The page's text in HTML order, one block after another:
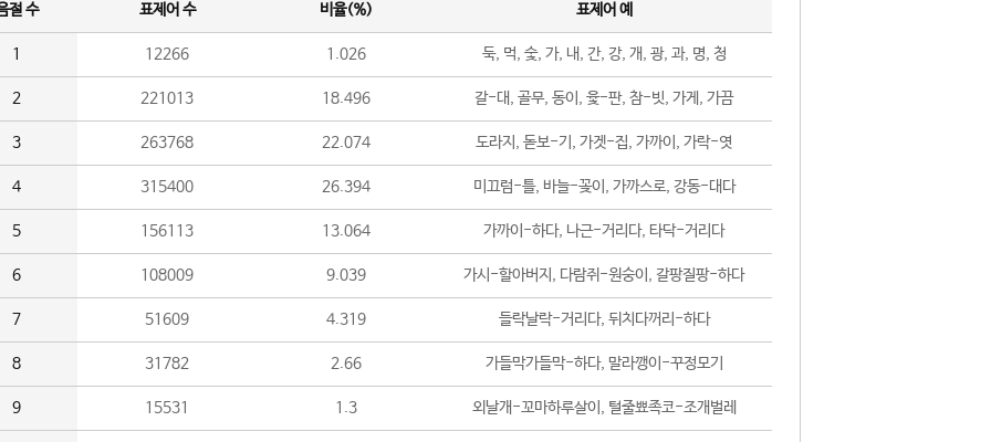
절 수 표제어 수 비율(%) 표제어 예
1 12266 1.026 둑, 먹, 숯, 가, 내, 간, 강, 개, 광, 과, 명, 청
2 221013 18.496 갈-대, 골무, 동이, 윷-판, 참-빗, 가게, 가끔
3 263768 22.074 도라지, 돋보-기, 가겟-집, 가까이, 가락-엿
4 315400 26.394 미끄럼-틀, 바늘-꽂이, 가까스로, 강동-대다
5 156113 13.064 가까이-하다, 나근-거리다, 타닥-거리다
6 108009 9.039 가시-할아버지, 다람쥐-원숭이, 갈팡질팡-하다
7 51609 4.319 들락날락-거리다, 뒤치다꺼리-하다
8 31782 2.66 가들막가들막-하다, 말라깽이-꾸정모기
9 15531 1.3 외날개-꼬마하루살이, 털줄뾰족코-조개벌레